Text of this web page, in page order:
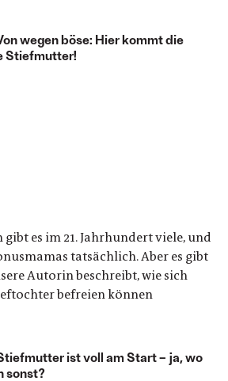
wegen böse: Hier kommt die
Stiefmutter!
es im 21. Jahrhundert viele, und
tatsächlich. Aber es gibt
Autorin beschreibt, wie sich
befreien können
ist voll am Start – ja, wo
sonst?